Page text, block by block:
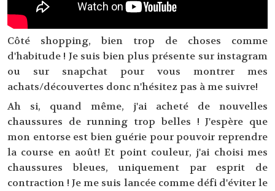
Côté shopping, bien trop de choses comme
d'habitude ! Je suis bien plus présente sur instagram
ou sur snapchat pour vous montrer mes
achats/découvertes donc n'hésitez pas à me suivre!
Ah si, quand même, j'ai acheté de nouvelles
chaussures de running trop belles ! J'espère que
mon entorse est bien guérie pour pouvoir reprendre
la course en août! Et point couleur, j'ai choisi mes
chaussures bleues, uniquement par esprit de
contraction ! Je me suis lancée comme défi d'éviter le